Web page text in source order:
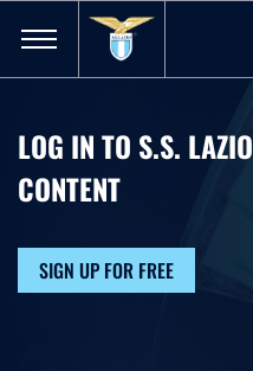
LOG IN TO S.S.
CONTENT
SIGN UP FOR FREE